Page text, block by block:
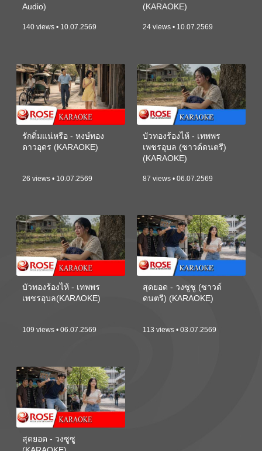
Audio)
140 views • 10.07.2569
(KARAOKE)
24 views • 10.07.2569
รักติ๋มแน่หรือ - หงษ์ทอง
ดาวอุดร (KARAOKE)
26 views • 10.07.2569
บัวทองร้องไห้ - เทพพร
เพชรอุบล (ซาวด์ดนตรี)
(KARAOKE)
87 views • 06.07.2569
บัวทองร้องไห้ - เทพพร
เพชรอุบล(KARAOKE)
109 views • 06.07.2569
สุดยอด - วงซูซู (ซาวด์
ดนตรี) (KARAOKE)
113 views • 03.07.2569
สุดยอด - วงซูซู